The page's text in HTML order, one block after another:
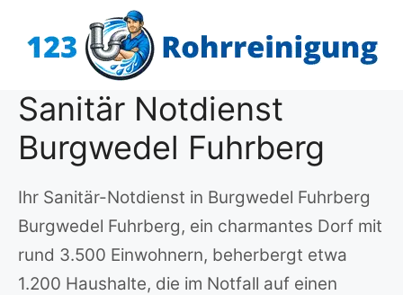
Inhalt
Sanitär Notdienst
Burgwedel Fuhrberg
Ihr Sanitär-Notdienst in Burgwedel Fuhrberg
Burgwedel Fuhrberg, ein charmantes Dorf mit
rund 3.500 Einwohnern, beherbergt etwa
1.200 Haushalte, die im Notfall auf einen